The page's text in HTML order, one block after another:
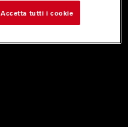
Accetta tutti i cookie